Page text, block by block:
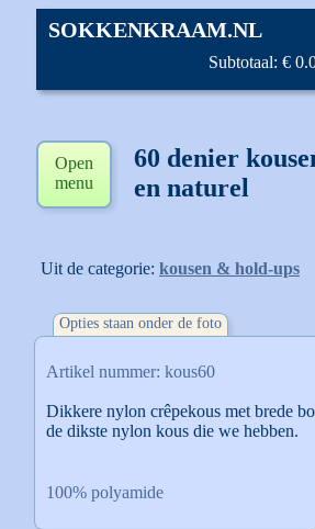
SOKKENKRAAM.NL
Subtotaal: €
Open
menu
60 denier
en naturel
Uit de categorie: kousen & hold-ups
Opties staan onder de foto
Artikel nummer: kous60
Dikkere nylon crêpekous met brede
de dikste nylon kous die we hebben.
100% polyamide